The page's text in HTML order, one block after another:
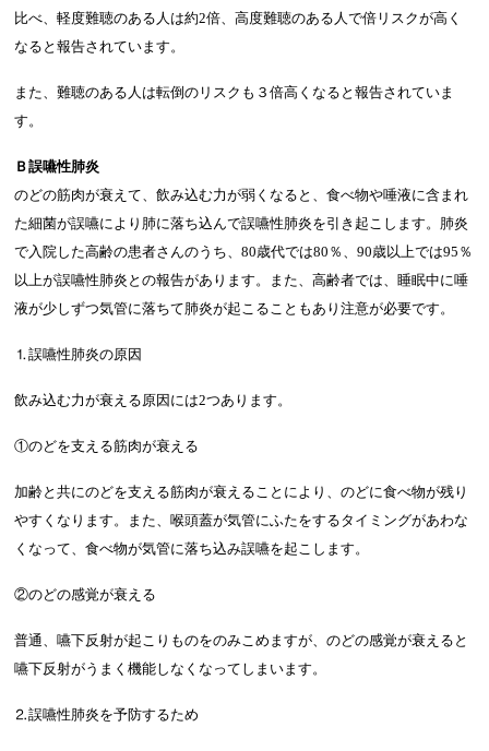
比べ、軽度難聴のある人は約2倍、高度難聴のある人で倍リスクが高く
なると報告されています。
また、難聴のある人は転倒のリスクも３倍高くなると報告されていま
す。
Ｂ誤嚥性肺炎
のどの筋肉が衰えて、飲み込む力が弱くなると、食べ物や唾液に含まれ
た細菌が誤嚥により肺に落ち込んで誤嚥性肺炎を引き起こします。肺炎
で入院した高齢の患者さんのうち、80歳代では80％、90歳以上では95％
以上が誤嚥性肺炎との報告があります。また、高齢者では、睡眠中に唾
液が少しずつ気管に落ちて肺炎が起こることもあり注意が必要です。
⒈誤嚥性肺炎の原因
飲み込む力が衰える原因には2つあります。
①のどを支える筋肉が衰える
加齢と共にのどを支える筋肉が衰えることにより、のどに食べ物が残り
やすくなります。また、喉頭蓋が気管にふたをするタイミングがあわな
くなって、食べ物が気管に落ち込み誤嚥を起こします。
②のどの感覚が衰える
普通、嚥下反射が起こりものをのみこめますが、のどの感覚が衰えると
嚥下反射がうまく機能しなくなってしまいます。
⒉誤嚥性肺炎を予防するため